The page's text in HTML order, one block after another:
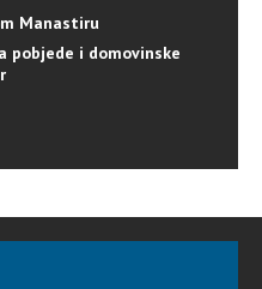
Manastiru
pobjede i domovinske